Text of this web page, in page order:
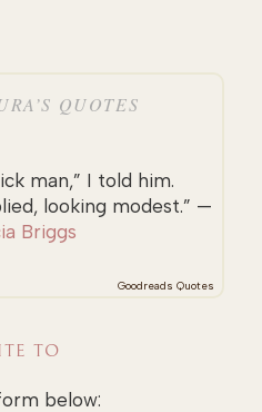
QUOTES
man,” I told him.
looking modest.” —
Briggs
Goodreads Quotes
TO
below: